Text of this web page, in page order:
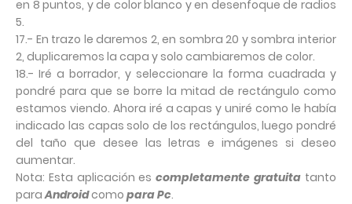
en 8 puntos, y de color blanco y en desenfoque de radios
5.
17.- En trazo le daremos 2, en sombra 20 y sombra interior
2, duplicaremos la capa y solo cambiaremos de color.
18.- Iré a borrador, y seleccionare la forma cuadrada y
pondré para que se borre la mitad de rectángulo como
estamos viendo. Ahora iré a capas y uniré como le había
indicado las capas solo de los rectángulos, luego pondré
del taño que desee las letras e imágenes si deseo
aumentar.
Nota: Esta aplicación escompletamente gratuita tanto
paraAndroidcomo para Pc.